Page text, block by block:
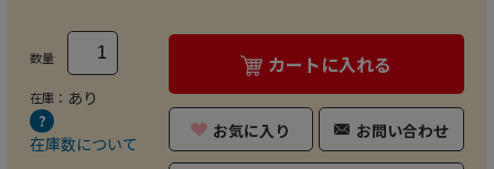
数量
在庫： あり
在庫数について
カートに入れる
お気に入り お問い合わせ